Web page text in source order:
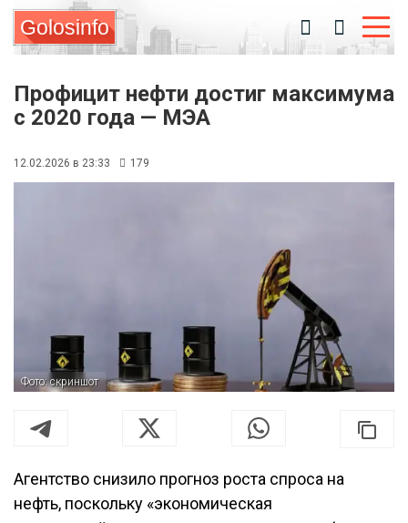
Golosinfo
Профицит нефти достиг максимума
с 2020 года — МЭА
12.02.2026 в 23:33 179
Фото: скриншот
Агентство снизило прогноз роста спроса на
нефть, поскольку «экономическая